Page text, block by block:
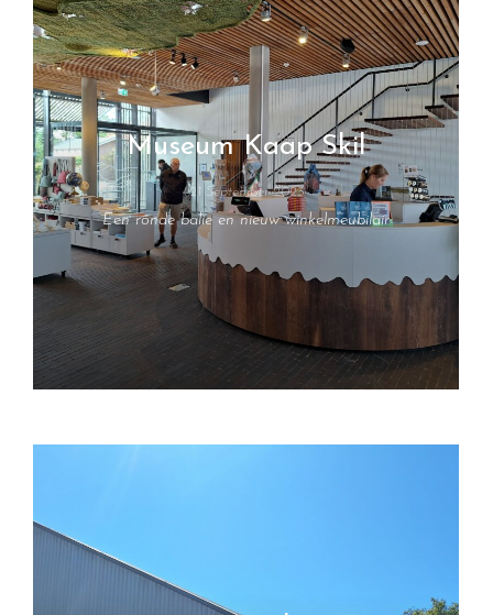
Museum Kaap Skil
21 September 2023
Een ronde balie en nieuw winkelmeubilair